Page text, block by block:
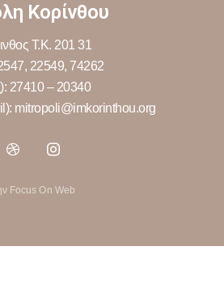
Κορίνθου
Τ.Κ. 201 31
22549, 74262
27410 – 20340
mitropoli@imkorinthou.org
Focus On Web